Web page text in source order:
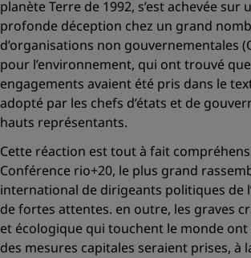
planète Terre de 1992, s’est achevée sur
profonde déception chez un grand
d’organisations non gouvernementales
pour l’environnement, qui ont trouvé
engagements avaient été pris dans le
adopté par les chefs d’états et de
hauts représentants.
Cette réaction est tout à fait
Conférence rio+20, le plus grand
international de dirigeants politiques de
de fortes attentes. en outre, les graves
et écologique qui touchent le monde ont
des mesures capitales seraient prises, à